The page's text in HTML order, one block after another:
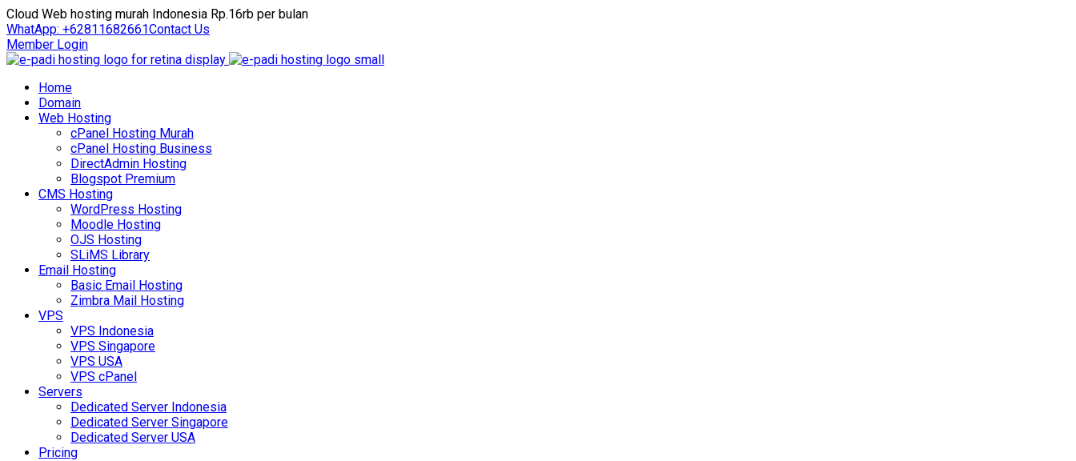
Cloud Web hosting murah Indonesia Rp.16rb per bulan
WhatApp: +62811682661Contact Us
Member Login
Home
Domain
Web Hosting
cPanel Hosting Murah
cPanel Hosting Business
DirectAdmin Hosting
Blogspot Premium
CMS Hosting
WordPress Hosting
Moodle Hosting
OJS Hosting
SLiMS Library
Email Hosting
Basic Email Hosting
Zimbra Mail Hosting
VPS
VPS Indonesia
VPS Singapore
VPS USA
VPS cPanel
Servers
Dedicated Server Indonesia
Dedicated Server Singapore
Dedicated Server USA
Pricing